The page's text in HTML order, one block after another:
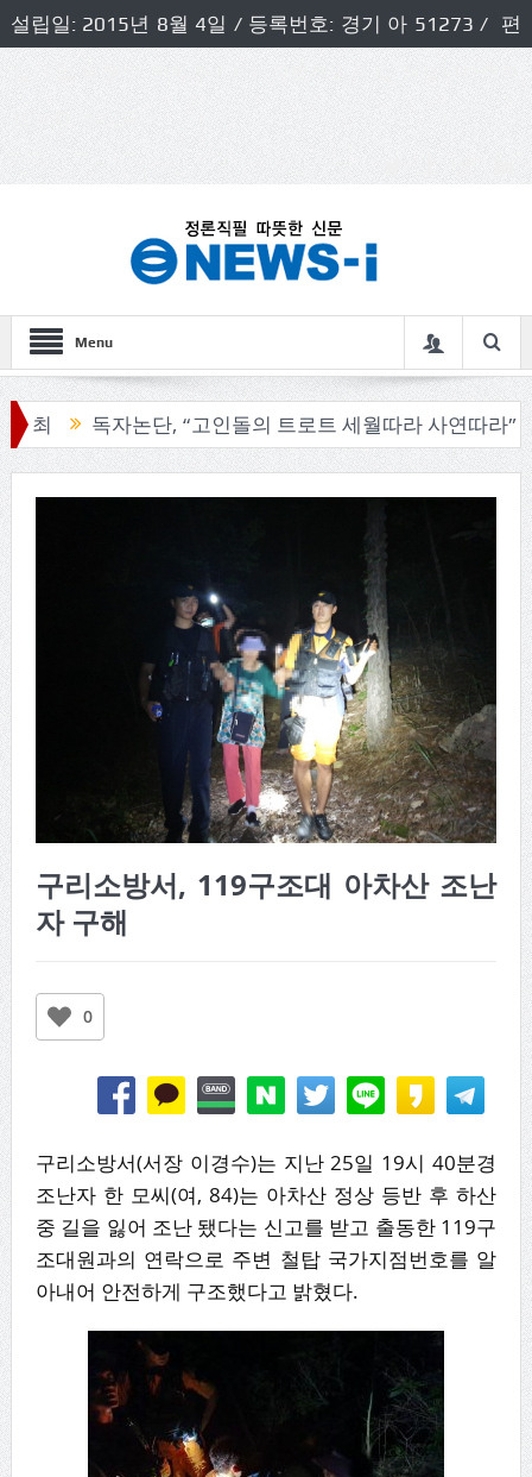
설립일: 2015년 8월 4일 / 등록번호: 경기 아 51273 / 편
집인 및 발행인: 허득천 / 개인정보책임자 및 청소년보호호
책임자: 최상규
Menu
독자논단, “고인돌의 트로트 세월따라 사연따라” 구리
구리소방서, 119구조대 아차산 조난
자 구해
0
구리소방서(서장 이경수)는 지난 25일 19시 40분경
조난자 한 모씨(여, 84)는 아차산 정상 등반 후 하산
중 길을 잃어 조난 됐다는 신고를 받고 출동한 119구
조대원과의 연락으로 주변 철탑 국가지점번호를 알
아내어 안전하게 구조했다고 밝혔다.